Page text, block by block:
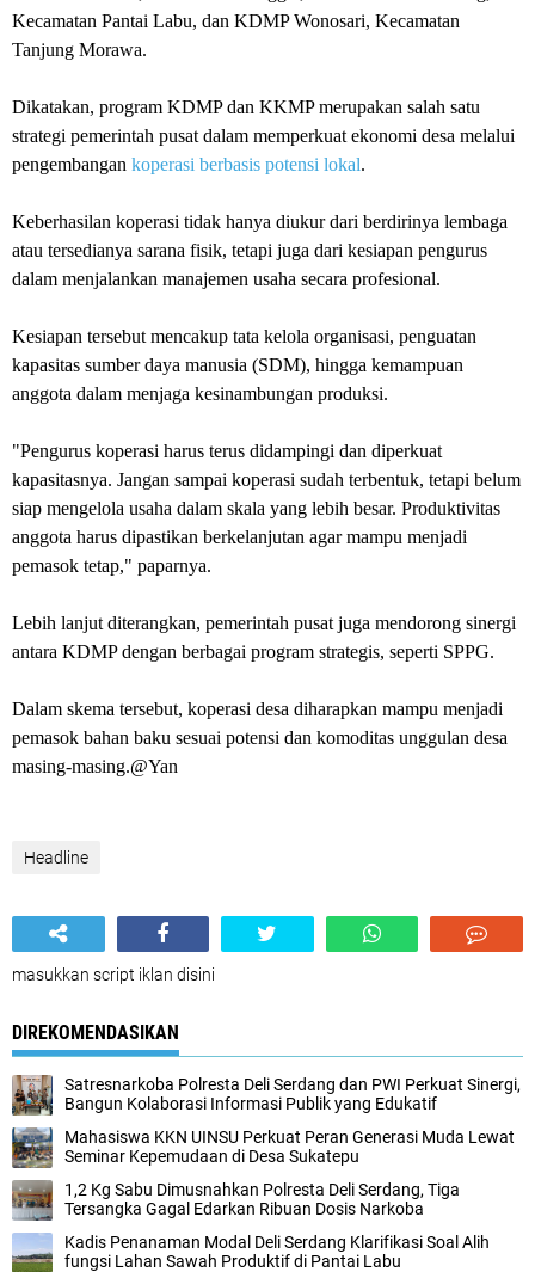
Kecamatan Pantai Labu, dan KDMP Wonosari, Kecamatan
Tanjung Morawa.
Dikatakan, program KDMP dan KKMP merupakan salah satu
strategi pemerintah pusat dalam memperkuat ekonomi desa melalui
pengembangan koperasi berbasis potensi lokal.
Keberhasilan koperasi tidak hanya diukur dari berdirinya lembaga
atau tersedianya sarana fisik, tetapi juga dari kesiapan pengurus
dalam menjalankan manajemen usaha secara profesional.
Kesiapan tersebut mencakup tata kelola organisasi, penguatan
kapasitas sumber daya manusia (SDM), hingga kemampuan
anggota dalam menjaga kesinambungan produksi.
"Pengurus koperasi harus terus didampingi dan diperkuat
kapasitasnya. Jangan sampai koperasi sudah terbentuk, tetapi belum
siap mengelola usaha dalam skala yang lebih besar. Produktivitas
anggota harus dipastikan berkelanjutan agar mampu menjadi
pemasok tetap," paparnya.
Lebih lanjut diterangkan, pemerintah pusat juga mendorong sinergi
antara KDMP dengan berbagai program strategis, seperti SPPG.
Dalam skema tersebut, koperasi desa diharapkan mampu menjadi
pemasok bahan baku sesuai potensi dan komoditas unggulan desa
masing-masing.@Yan
Headline
masukkan script iklan disini
DIREKOMENDASIKAN
Satresnarkoba Polresta Deli Serdang dan PWI Perkuat Sinergi,
Bangun Kolaborasi Informasi Publik yang Edukatif
Mahasiswa KKN UINSU Perkuat Peran Generasi Muda Lewat
Seminar Kepemudaan di Desa Sukatepu
1,2 Kg Sabu Dimusnahkan Polresta Deli Serdang, Tiga
Tersangka Gagal Edarkan Ribuan Dosis Narkoba
Kadis Penanaman Modal Deli Serdang Klarifikasi Soal Alih
fungsi Lahan Sawah Produktif di Pantai Labu